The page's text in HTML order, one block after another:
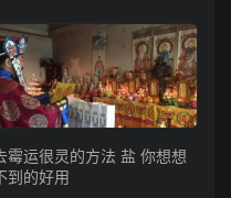
霉运很灵的方法 盐 你想想
到的好用